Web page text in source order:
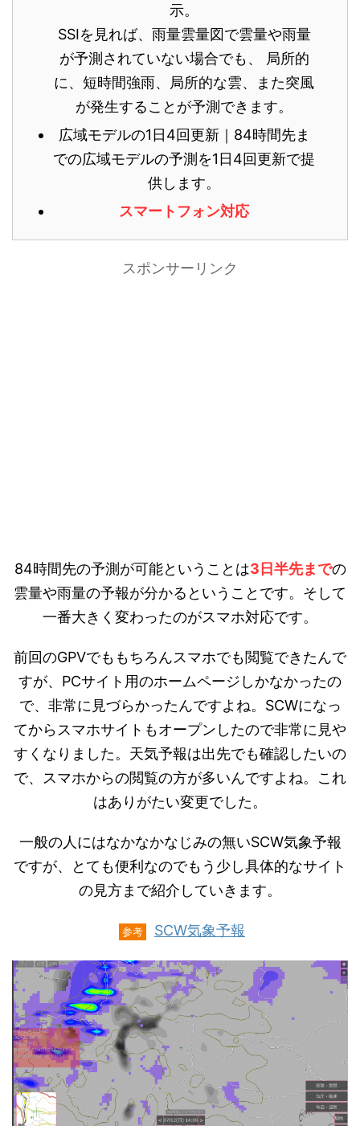
示。
SSIを見れば、雨量雲量図で雲量や雨量
が予測されていない場合でも、 局所的
に、短時間強雨、局所的な雲、また突風
が発生することが予測できます。
広域モデルの1日4回更新｜84時間先ま
での広域モデルの予測を1日4回更新で提
供します。
スマートフォン対応
スポンサーリンク
84時間先の予測が可能ということは3日半先までの
雲量や雨量の予報が分かるということです。そして
一番大きく変わったのがスマホ対応です。
前回のGPVでももちろんスマホでも閲覧できたんで
すが、PCサイト用のホームページしかなかったの
で、非常に見づらかったんですよね。SCWになっ
てからスマホサイトもオープンしたので非常に見や
すくなりました。天気予報は出先でも確認したいの
で、スマホからの閲覧の方が多いんですよね。これ
はありがたい変更でした。
一般の人にはなかなかなじみの無いSCW気象予報
ですが、とても便利なのでもう少し具体的なサイト
の見方まで紹介していきます。
参考 SCW気象予報